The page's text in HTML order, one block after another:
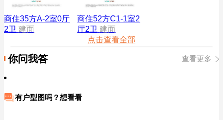
商住35方A-2室0厅
2卫 建面
商住52方C1-1室2
厅2卫 建面
点击查看全部
你问我答 查看更多
有户型图吗？想看看